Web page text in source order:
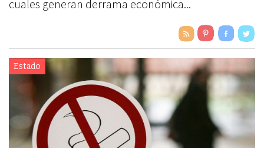
cuales generan derrama económica...
Estado